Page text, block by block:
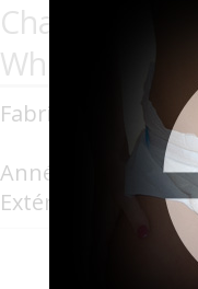
Changes
White
Fabricant : Fabine (
Année de
Extérieur :